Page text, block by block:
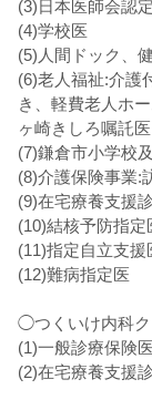
(3)日本医師会認
(4)学校医
(5)人間ドック、
(6)老人福祉:介護
き、軽費老人ホ
ヶ崎きしろ嘱託医
(7)鎌倉市小学校
(8)介護保険事業:
(9)在宅療養支援
(10)結核予防指定
(11)指定自立支援
(12)難病指定医
◯つくいけ内科
(1)一般診療保険
(2)在宅療養支援